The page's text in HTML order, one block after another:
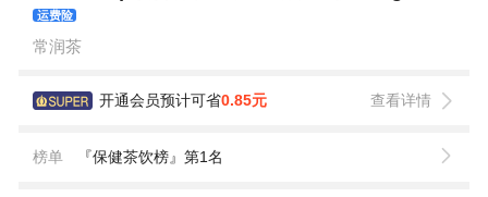
运费险
常润茶
开通会员预计可省0.85元 查看详情
榜单 『保健茶饮榜』第1名